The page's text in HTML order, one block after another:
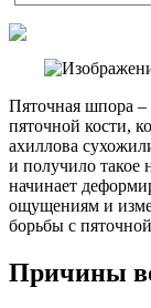
Пяточная шпора –
пяточной кости,
ахиллова
и получило такое
начинает
ощущениям и
борьбы с
Причины